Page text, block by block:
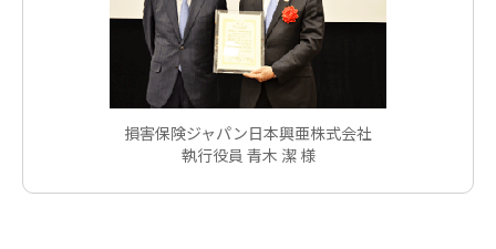
損害保険ジャパン日本興亜株式会社
執行役員 青木 潔 様